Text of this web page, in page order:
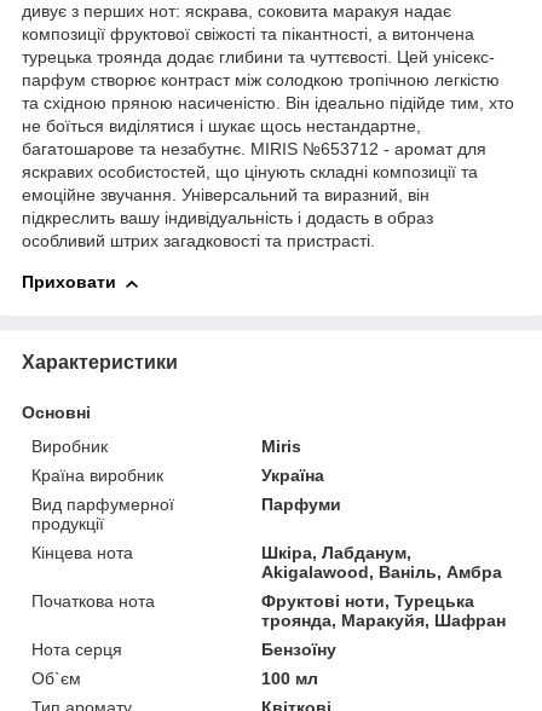
дивує з перших нот: яскрава, соковита маракуя надає
композиції фруктової свіжості та пікантності, а витончена
турецька троянда додає глибини та чуттєвості. Цей унісекс-
парфум створює контраст між солодкою тропічною легкістю
та східною пряною насиченістю. Він ідеально підійде тим, хто
не боїться виділятися і шукає щось нестандартне,
багатошарове та незабутнє. MIRIS №653712 - аромат для
яскравих особистостей, що цінують складні композиції та
емоційне звучання. Універсальний та виразний, він
підкреслить вашу індивідуальність і додасть в образ
особливий штрих загадковості та пристрасті.
Приховати
Характеристики
Основні
Виробник
Miris
Країна виробник
Україна
Вид парфумерної
продукції
Парфуми
Кінцева нота
Шкіра, Лабданум,
Akigalawood, Ваніль, Амбра
Початкова нота
Фруктові ноти, Турецька
троянда, Маракуйя, Шафран
Нота серця
Бензоїну
Об`єм
100 мл
Тип аромату
Квіткові